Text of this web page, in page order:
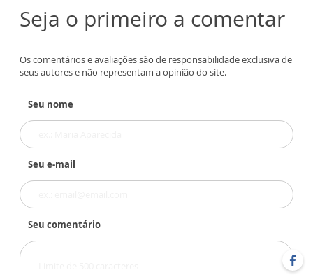
Seja o primeiro a comentar
Os comentários e avaliações são de responsabilidade exclusiva de
seus autores e não representam a opinião do site.
Seu nome
Seu e-mail
Seu comentário